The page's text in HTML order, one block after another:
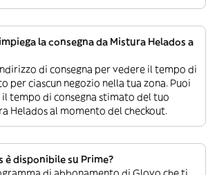
la consegna da Mistura Helados a
di consegna per vedere il tempo di
per ciascun negozio nella tua zona. Puoi
tempo di consegna stimato del tuo
Helados al momento del checkout.
è disponibile su Prime?